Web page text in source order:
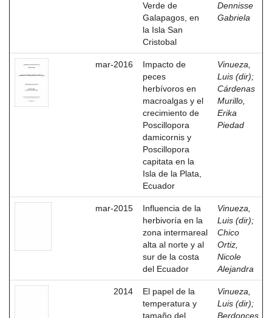
Verde de
Galapagos, en
la Isla San
Cristobal
Dennisse
Gabriela
mar-2016
Impacto de
peces
herbívoros en
macroalgas y el
crecimiento de
Poscillopora
damicornis y
Poscillopora
capitata en la
Isla de la Plata,
Ecuador
Vinueza,
Luis (dir);
Cárdenas
Murillo,
Erika
Piedad
mar-2015
Influencia de la
herbivoría en la
zona intermareal
alta al norte y al
sur de la costa
del Ecuador
Vinueza,
Luis (dir);
Chico
Ortiz,
Nicole
Alejandra
2014
El papel de la
temperatura y
tamaño del
Vinueza,
Luis (dir);
Berdonces